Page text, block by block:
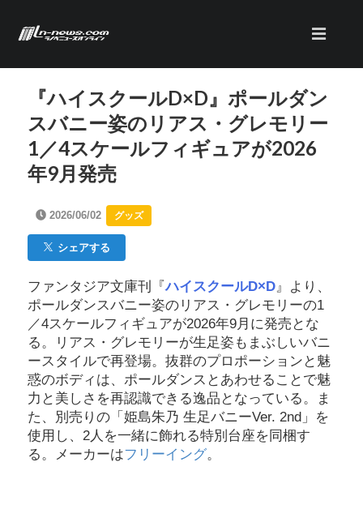
『ハイスクールD×D』ポールダン
スバニー姿のリアス・グレモリー
1／4スケールフィギュアが2026
年9月発売
2026/06/02 グッズ
シェアする
ファンタジア文庫刊『ハイスクールD×D』より、
ポールダンスバニー姿のリアス・グレモリーの1
／4スケールフィギュアが2026年9月に発売とな
る。リアス・グレモリーが生足姿もまぶしいバニ
ースタイルで再登場。抜群のプロポーションと魅
惑のボディは、ポールダンスとあわせることで魅
力と美しさを再認識できる逸品となっている。ま
た、別売りの「姫島朱乃 生足バニーVer. 2nd」を
使用し、2人を一緒に飾れる特別台座を同梱す
る。メーカーはフリーイング。